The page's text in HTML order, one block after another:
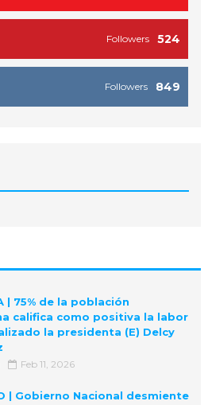
524
Followers
849
Followers
| 75% de la población
califica como positiva la labor
la presidenta (E) Delcy
Feb 11, 2026
| Gobierno Nacional desmiente